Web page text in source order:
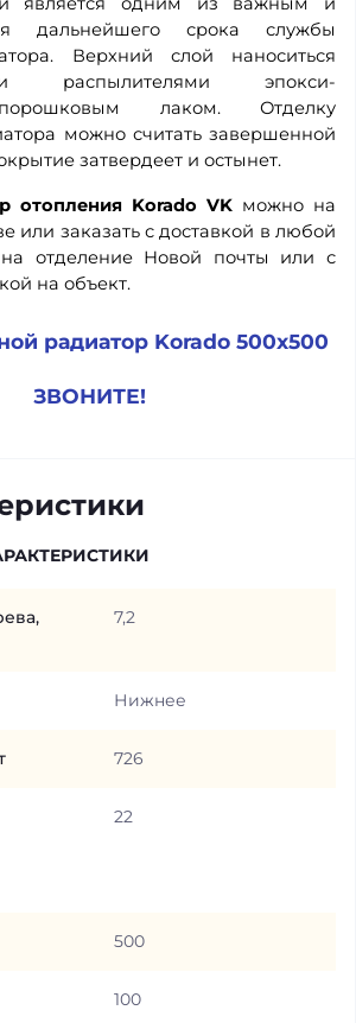
дальнейшего срока службы
Верхний слой наноситься
распылителями эпокси-
лаком. Отделку
можно считать завершенной
затвердеет и остынет.
отопления Korado VK можно на
или заказать с доставкой в любой
отделение Новой почты или с
на объект.
радиатор Korado 500х500
ЗВОНИТЕ!
7,2
Нижнее
726
22
500
100